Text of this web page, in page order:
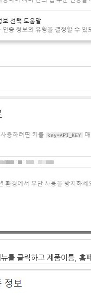
뉴를 클릭하고 제품이름, 홈